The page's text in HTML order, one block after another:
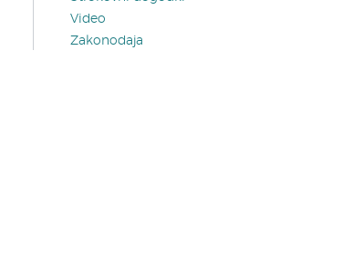
Video
Zakonodaja